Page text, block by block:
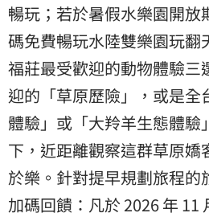
暢玩；若於暑假水樂園開放
碼免費暢玩水陸雙樂園玩翻
福莊最受歡迎的動物體驗三
迎的「草原歷險」，或是全
體驗」或「大羚羊生態體驗
下，近距離觀察這群草原嬌
於樂。針對提早規劃旅程的
加碼回饋：凡於 2026 年 11